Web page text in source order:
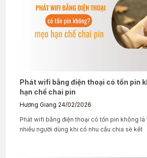
Phát wifi bằng điện thoại có tốn pin
hạn chế chai pin
Hương Giang 24/02/2026
Phát wifi bằng điện thoại có tốn pin không là
nhiều người dùng khi có nhu cầu chia sẻ kết